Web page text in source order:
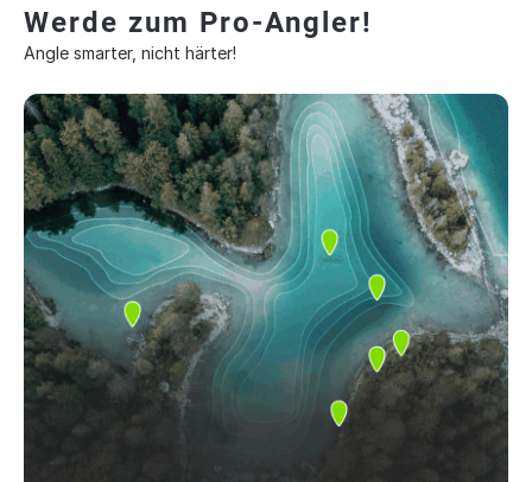
Werde zum Pro-Angler!
Angle smarter, nicht härter!